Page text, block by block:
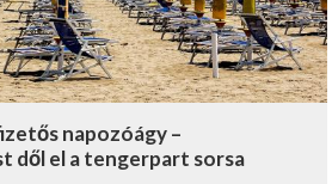
napozóágy –
dől el a tengerpart sorsa